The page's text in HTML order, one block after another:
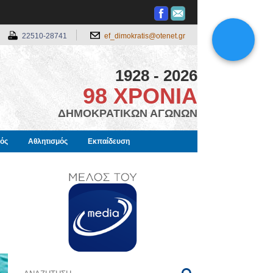
22510-28741 ef_dimokratis@otenet.gr
1928 - 2026
98 ΧΡΟΝΙΑ
ΔΗΜΟΚΡΑΤΙΚΩΝ ΑΓΩΝΩΝ
Αθλητισμός Εκπαίδευση